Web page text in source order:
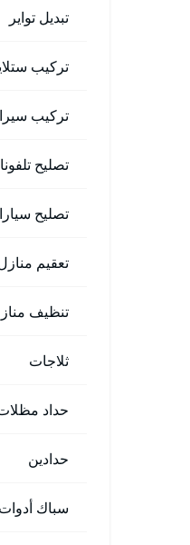
تبديل تواير
تركيب
تركيب
تصليح
تصليح
تعقيم
تنظيف
ثلاجات
حداد
حدادين
سباك